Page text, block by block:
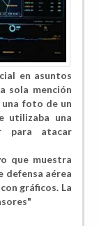
en asuntos
sola mención
una foto de un
utilizaba una
para atacar
que muestra
defensa aérea
gráficos. La